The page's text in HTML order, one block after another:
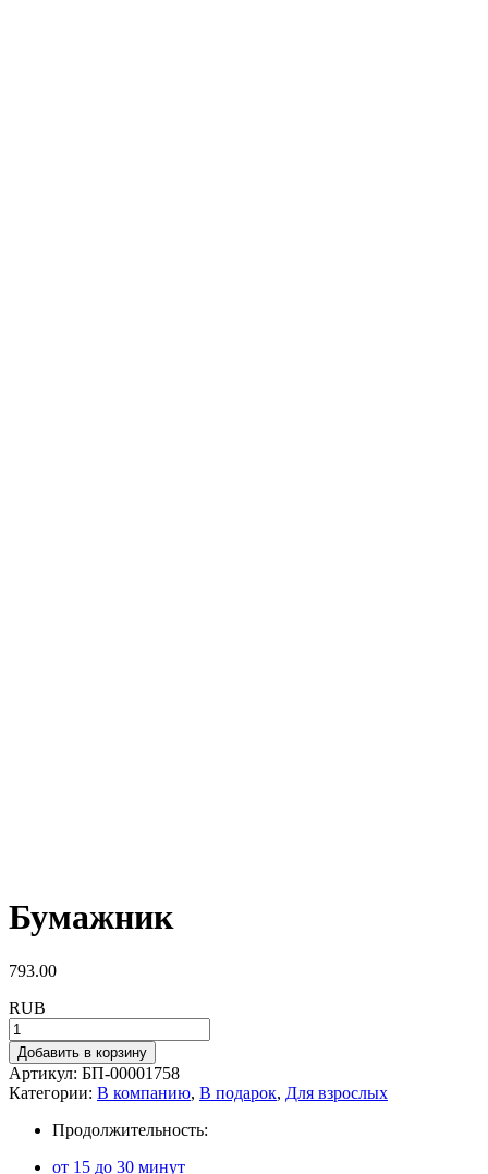
Бумажник
793.00
RUB
Добавить в корзину
Артикул: БП-00001758
Категории: В компанию, В подарок, Для взрослых
Продолжительность:
от 15 до 30 минут